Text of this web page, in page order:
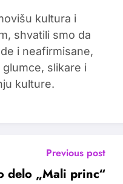
kultura i
shvatili smo da
i neafirmisane,
slikare i
kulture.
Previous post
delo „Mali princ“